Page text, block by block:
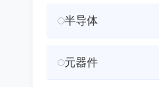
半导体
元器件